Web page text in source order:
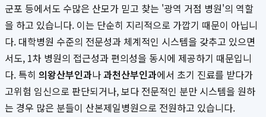
군포 등에서도 수많은 산모가 믿고 찾는 '광역 거점 병원'의 역할
을 하고 있습니다. 이는 단순히 지리적으로 가깝기 때문이 아닙니
다. 대학병원 수준의 전문성과 체계적인 시스템을 갖추고 있으면
서도, 1차 병원의 접근성과 편의성을 동시에 제공하기 때문입니
다. 특히 의왕산부인과나과천산부인과에서 초기 진료를 받다가
고위험 임신으로 판단되거나, 보다 전문적인 분만 시스템을 원하
는 경우 많은 분들이 산본제일병원으로 전원하고 있습니다.